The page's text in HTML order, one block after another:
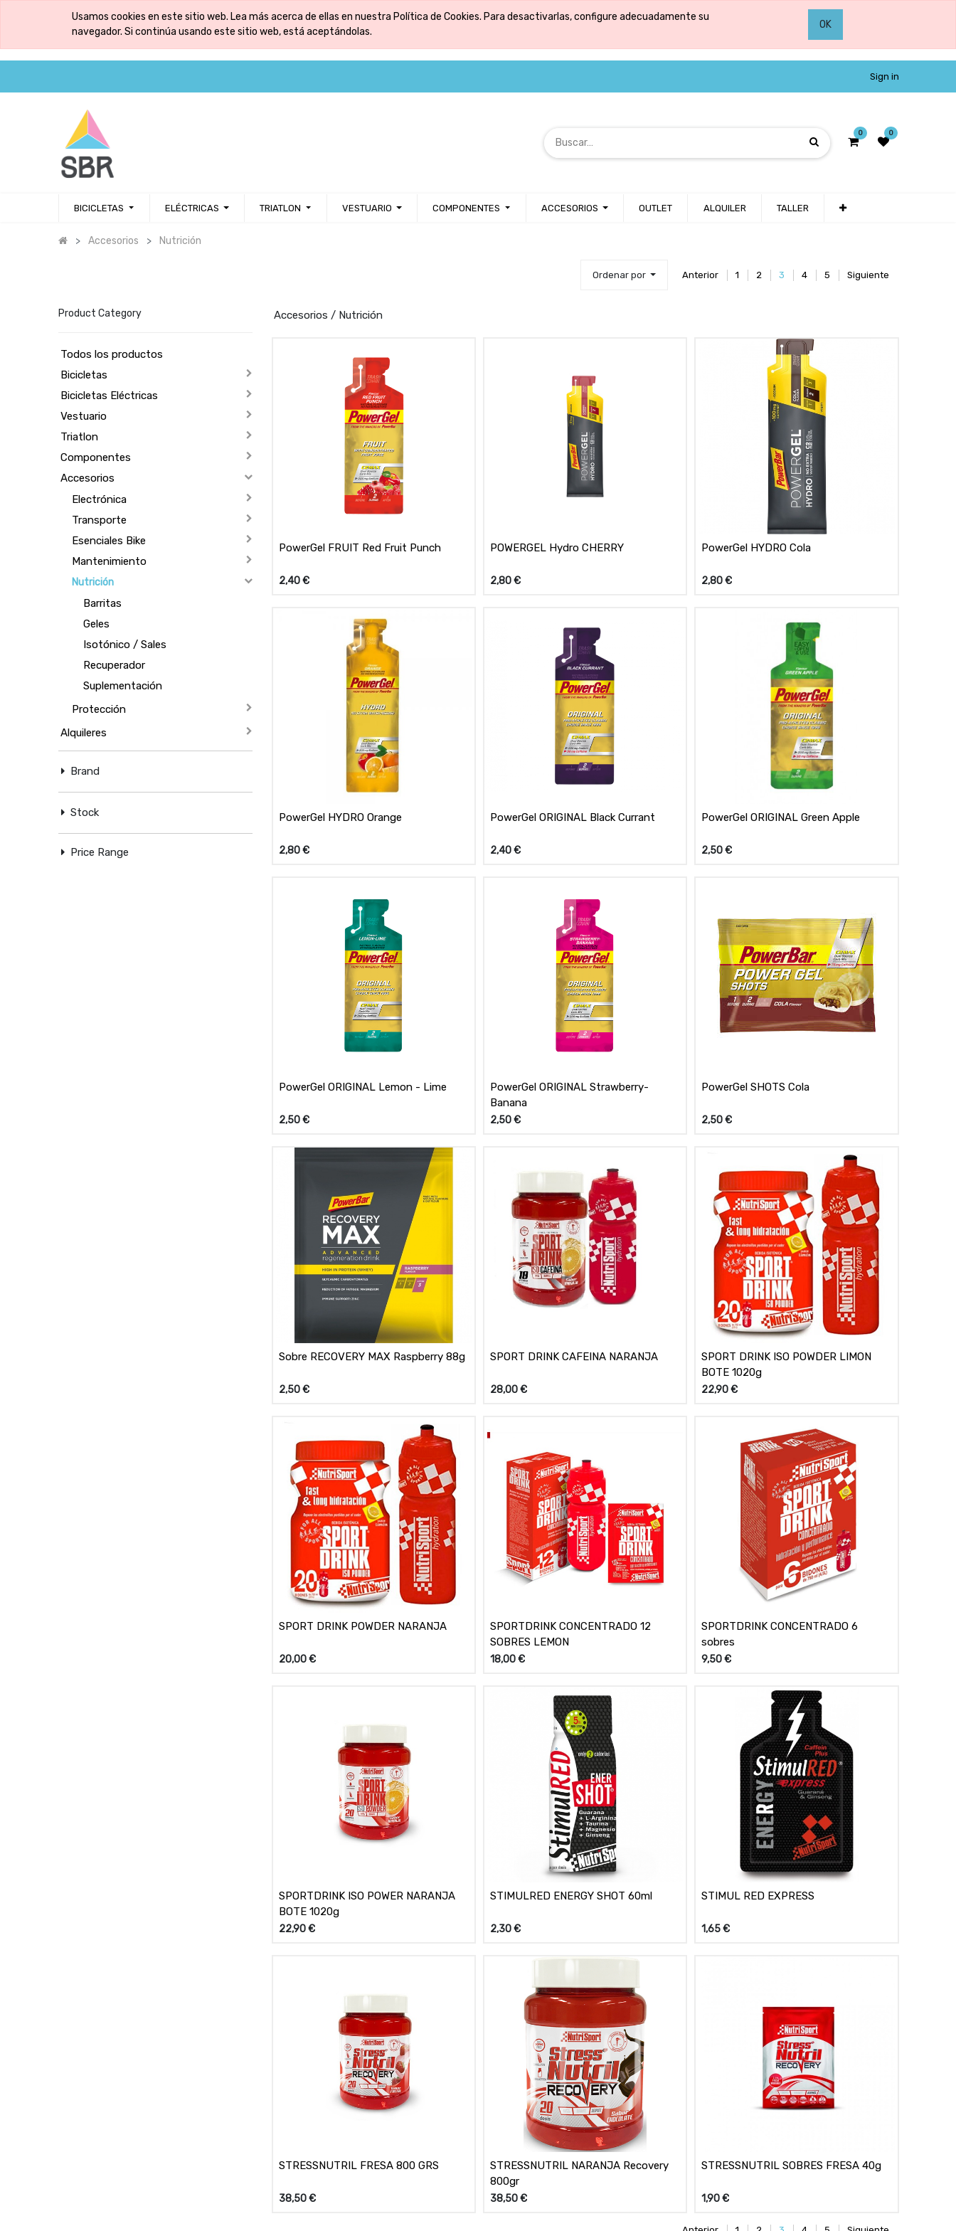
Usamos cookies en este sitio web. Lea más acerca de ellas en nuestra Política de Cookies. Para desactivarlas, configure adecuadamente su
navegador. Si continúa usando este sitio web, está aceptándolas.
OK
Sign in
0 0
BICICLETAS ELÉCTRICAS TRIATLON VESTUARIO COMPONENTES ACCESORIOS OUTLET ALQUILER TALLER
Accesorios Nutrición
Anterior 1 2 3 4 5 Siguiente
Ordenar por
Product Category
Todos los productos
Bicicletas
Bicicletas Eléctricas
Vestuario
Triatlon
Componentes
Accesorios
Electrónica
Transporte
Esenciales Bike
Mantenimiento
Nutrición
Barritas
Geles
Isotónico / Sales
Recuperador
Suplementación
Protección
Alquileres
Brand
Stock
Price Range
Accesorios / Nutrición
PowerGel FRUIT Red Fruit Punch
2,40€
POWERGEL Hydro CHERRY
2,80€
PowerGel HYDRO Cola
2,80€
PowerGel HYDRO Orange
2,80€
PowerGel ORIGINAL Black Currant
2,40€
PowerGel ORIGINAL Green Apple
2,50€
PowerGel ORIGINAL Lemon - Lime
2,50€
PowerGel ORIGINAL Strawberry-
Banana
2,50€
PowerGel SHOTS Cola
2,50€
Sobre RECOVERY MAX Raspberry 88g
2,50€
SPORT DRINK CAFEINA NARANJA
28,00€
SPORT DRINK ISO POWDER LIMON
BOTE 1020g
22,90€
SPORT DRINK POWDER NARANJA
20,00€
SPORTDRINK CONCENTRADO 12
SOBRES LEMON
18,00€
SPORTDRINK CONCENTRADO 6
sobres
9,50€
SPORTDRINK ISO POWER NARANJA
BOTE 1020g
22,90€
STIMULRED ENERGY SHOT 60ml
2,30€
STIMUL RED EXPRESS
1,65€
STRESSNUTRIL FRESA 800 GRS
38,50€
STRESSNUTRIL NARANJA Recovery
800gr
38,50€
STRESSNUTRIL SOBRES FRESA 40g
1,90€